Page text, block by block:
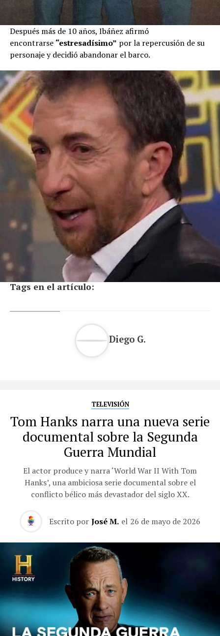
Después más de 10 años, Ibáñez afirmó
encontrarse “estresadísimo” por la repercusión de su
personaje y decidió abandonar el barco.
Tags en el artículo:
Diego G.
TELEVISIÓN
Tom Hanks narra una nueva serie
documental sobre la Segunda
Guerra Mundial
El actor produce y narra ‘World War II With Tom
Hanks’, una ambiciosa serie documental sobre el
conflicto bélico más devastador del siglo XX.
Escrito por José M. el 26 de mayo de 2026